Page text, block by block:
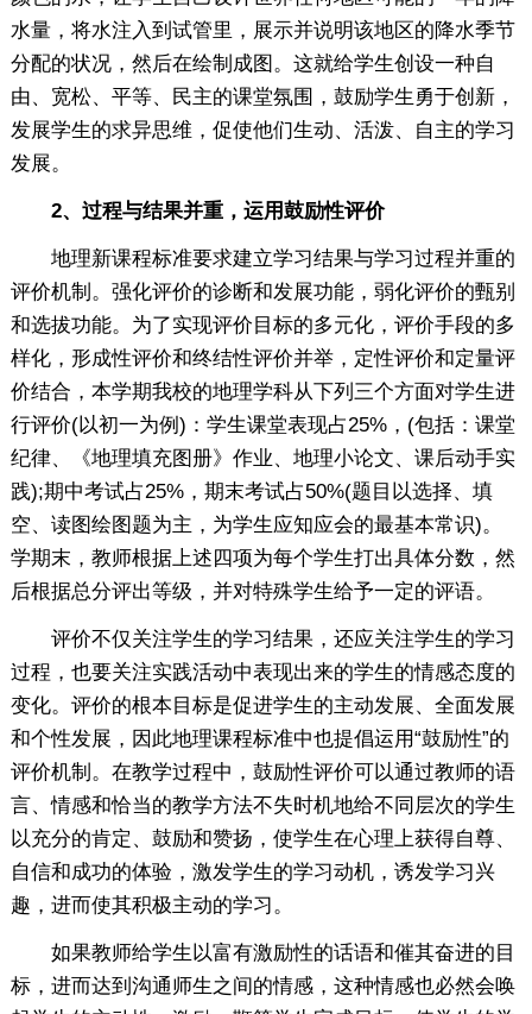
水量，将水注入到试管里，展示并说明该地区的降水季节
分配的状况，然后在绘制成图。这就给学生创设一种自
由、宽松、平等、民主的课堂氛围，鼓励学生勇于创新，
发展学生的求异思维，促使他们生动、活泼、自主的学习
发展。
2、过程与结果并重，运用鼓励性评价
地理新课程标准要求建立学习结果与学习过程并重的
评价机制。强化评价的诊断和发展功能，弱化评价的甄别
和选拔功能。为了实现评价目标的多元化，评价手段的多
样化，形成性评价和终结性评价并举，定性评价和定量评
价结合，本学期我校的地理学科从下列三个方面对学生进
行评价(以初一为例)：学生课堂表现占25%，(包括：课堂
纪律、《地理填充图册》作业、地理小论文、课后动手实
践);期中考试占25%，期末考试占50%(题目以选择、填
空、读图绘图题为主，为学生应知应会的最基本常识)。
学期末，教师根据上述四项为每个学生打出具体分数，然
后根据总分评出等级，并对特殊学生给予一定的评语。
评价不仅关注学生的学习结果，还应关注学生的学习
过程，也要关注实践活动中表现出来的学生的情感态度的
变化。评价的根本目标是促进学生的主动发展、全面发展
和个性发展，因此地理课程标准中也提倡运用“鼓励性”的
评价机制。在教学过程中，鼓励性评价可以通过教师的语
言、情感和恰当的教学方法不失时机地给不同层次的学生
以充分的肯定、鼓励和赞扬，使学生在心理上获得自尊、
自信和成功的体验，激发学生的学习动机，诱发学习兴
趣，进而使其积极主动的学习。
如果教师给学生以富有激励性的话语和催其奋进的目
标，进而达到沟通师生之间的情感，这种情感也必然会唤